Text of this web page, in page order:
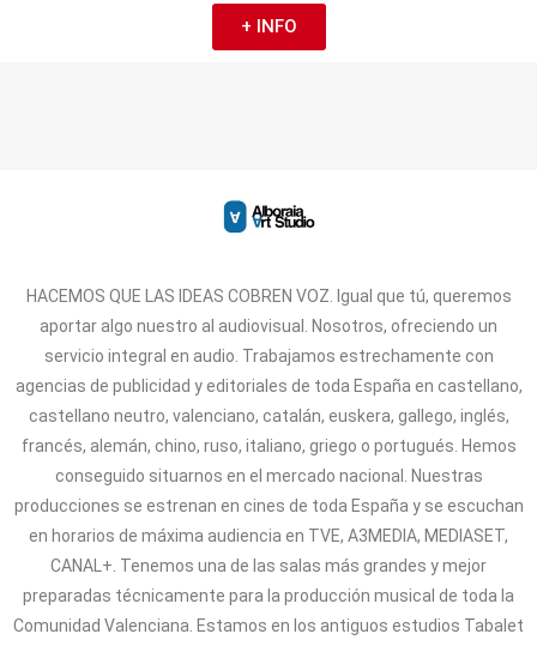
+ INFO
HACEMOS QUE LAS IDEAS COBREN VOZ. Igual que tú, queremos
aportar algo nuestro al audiovisual. Nosotros, ofreciendo un
servicio integral en audio. Trabajamos estrechamente con
agencias de publicidad y editoriales de toda España en castellano,
castellano neutro, valenciano, catalán, euskera, gallego, inglés,
francés, alemán, chino, ruso, italiano, griego o portugués. Hemos
conseguido situarnos en el mercado nacional. Nuestras
producciones se estrenan en cines de toda España y se escuchan
en horarios de máxima audiencia en TVE, A3MEDIA, MEDIASET,
CANAL+. Tenemos una de las salas más grandes y mejor
preparadas técnicamente para la producción musical de toda la
Comunidad Valenciana. Estamos en los antiguos estudios Tabalet